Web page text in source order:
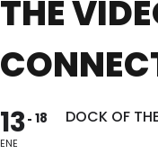
THE
13
ENE
18 DOCK OF